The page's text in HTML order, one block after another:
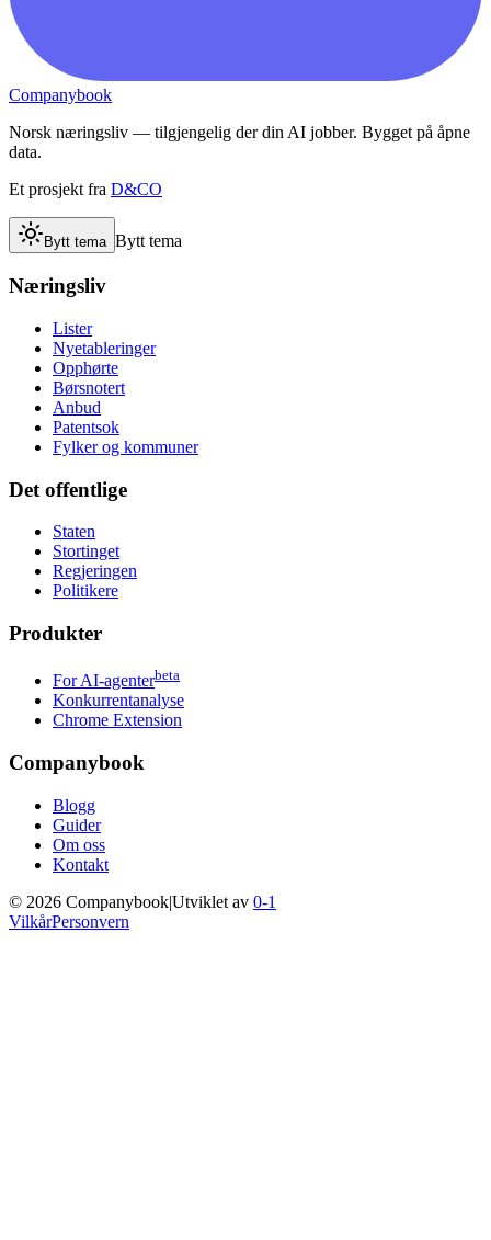
Companybook
Norsk næringsliv — tilgjengelig der din AI jobber. Bygget på åpne
data.
Et prosjekt fra D&CO
Bytt tema Bytt tema
Næringsliv
Lister
Nyetableringer
Opphørte
Børsnotert
Anbud
Patentsok
Fylker og kommuner
Det offentlige
Staten
Stortinget
Regjeringen
Politikere
Produkter
For AI-agenterbeta
Konkurrentanalyse
Chrome Extension
Companybook
Blogg
Guider
Om oss
Kontakt
© 2026 Companybook|Utviklet av 0-1
VilkårPersonvern